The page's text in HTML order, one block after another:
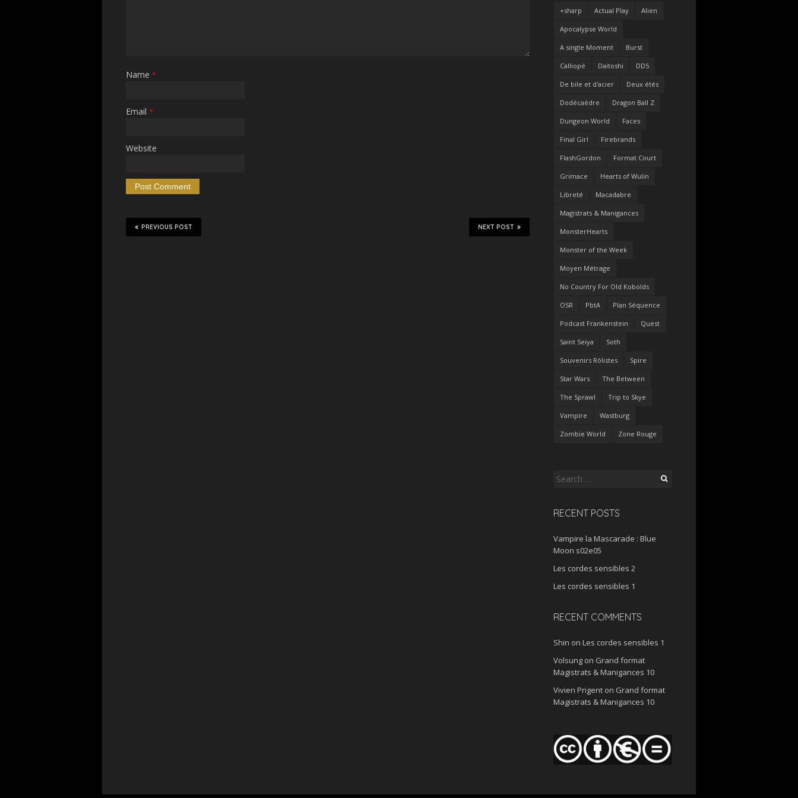
Name *
Email *
Website
NEXT POST
PREVIOUS POST
+sharp Actual Play Alien
Apocalypse World
A single Moment Burst
Calliopé Daitoshi DD5
De bile et d'acier Deux étés
Dodécaèdre Dragon Ball Z
Dungeon World Faces
Final Girl Firebrands
FlashGordon Format Court
Grimace Hearts of Wulin
Libreté Macadabre
Magistrats & Manigances
MonsterHearts
Monster of the Week
Moyen Métrage
No Country For Old Kobolds
OSR PbtA Plan Séquence
Podcast Frankenstein Quest
Saint Seiya Soth
Souvenirs Rôlistes Spire
Star Wars The Between
The Sprawl Trip to Skye
Vampire Wastburg
Zombie World Zone Rouge
Search
RECENT POSTS
Vampire la Mascarade : Blue
Moon s02e05
Les cordes sensibles 2
Les cordes sensibles 1
RECENT COMMENTS
Shin on Les cordes sensibles 1
Volsung on Grand format
Magistrats & Manigances 10
Vivien Prigent on Grand format
Magistrats & Manigances 10